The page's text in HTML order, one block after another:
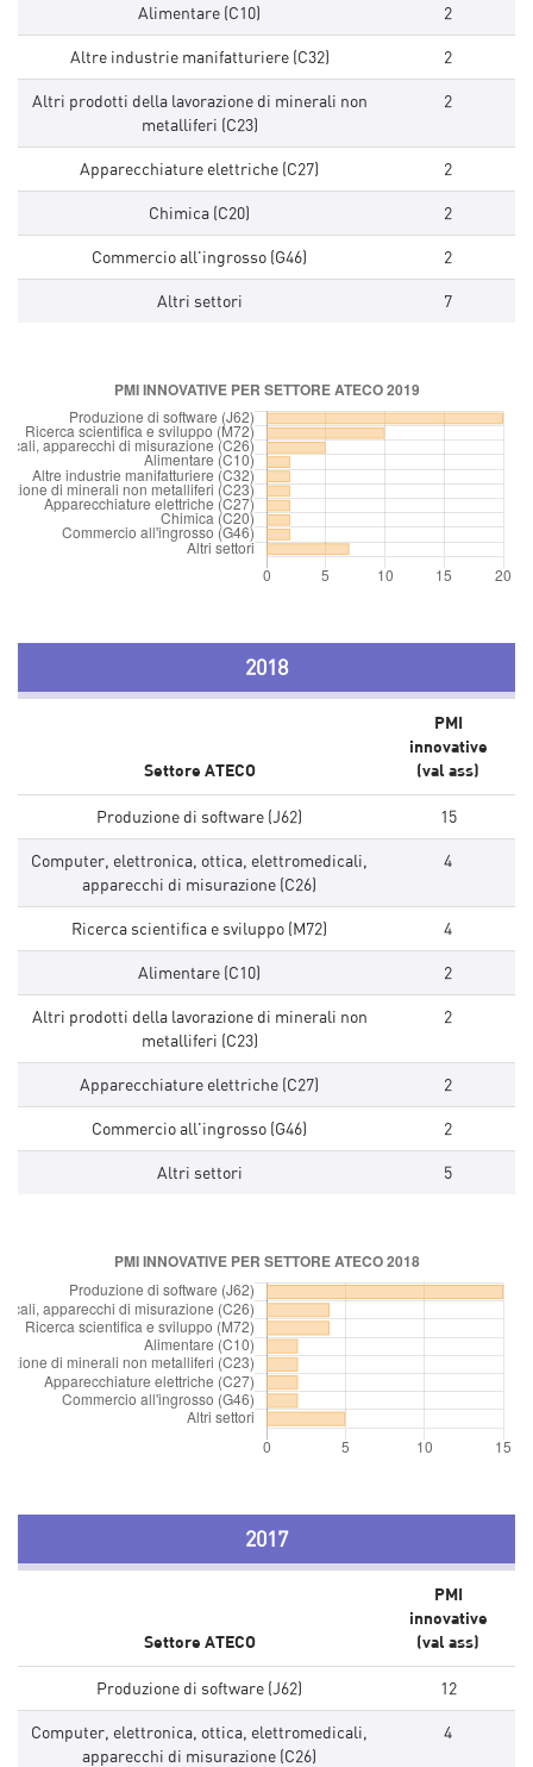
Alimentare (C10) 2
Altre industrie manifatturiere (C32) 2
Altri prodotti della lavorazione di minerali non
metalliferi (C23)
2
Apparecchiature elettriche (C27) 2
Chimica (C20) 2
Commercio all'ingrosso (G46) 2
Altri settori 7
2018
Settore ATECO
PMI
innovative
(val ass)
Produzione di software (J62) 15
Computer, elettronica, ottica, elettromedicali,
apparecchi di misurazione (C26)
4
Ricerca scientifica e sviluppo (M72) 4
Alimentare (C10) 2
Altri prodotti della lavorazione di minerali non
metalliferi (C23)
2
Apparecchiature elettriche (C27) 2
Commercio all'ingrosso (G46) 2
Altri settori 5
2017
Settore ATECO
PMI
innovative
(val ass)
Produzione di software (J62) 12
Computer, elettronica, ottica, elettromedicali,
apparecchi di misurazione (C26)
4